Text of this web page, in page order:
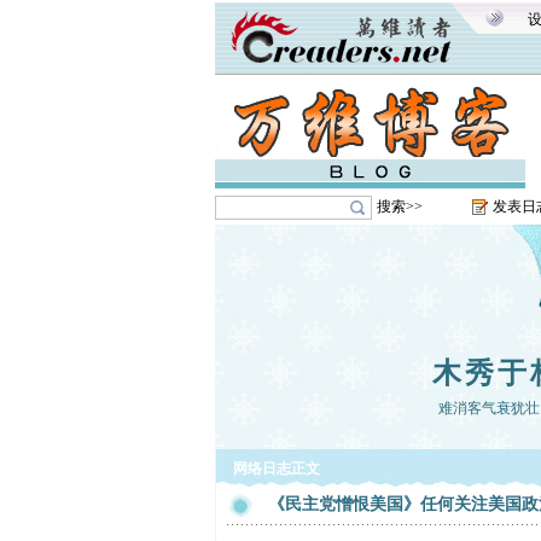
搜索>> 发表日
木秀于
难消客气衰犹
网络日志正文
《民主党憎恨美国》任何关注美国